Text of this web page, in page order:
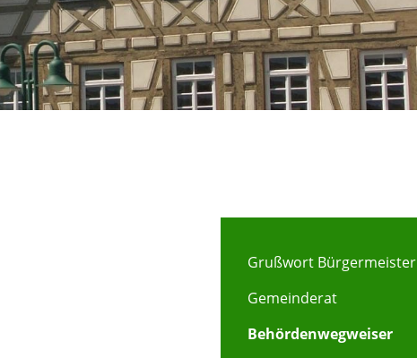
Grußwort Bürgermeister
Gemeinderat
Behördenwegweiser